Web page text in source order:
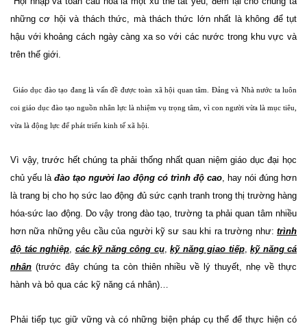
những cơ hội và thách thức, mà thách thức lớn nhất là không để tụt
hậu với khoảng cách ngày càng xa so với các nước trong khu vực và
trên thế giới.
Giáo dục đào tạo đang là vấn đề được toàn xã hội quan tâm. Đảng và Nhà nước ta luôn
coi giáo dục đào tạo nguồn nhân lực là nhiệm vụ trọng tâm, vì con người vừa là mục tiêu,
vừa là động lực để phát triển kinh tế xã hội.
Vì vậy, trước hết chúng ta phải thống nhất quan niệm giáo dục đại học
chủ yếu là đào tạo người lao động có trình độ cao, hay nói đúng hơn
là trang bị cho họ sức lao động đủ sức cạnh tranh trong thị trường hàng
hóa-sức lao động. Do vậy trong đào tạo, trường ta phải quan tâm nhiều
hơn nữa những yêu cầu của người kỹ sư sau khi ra trường như: trình
độ tác nghiệp, các kỹ năng công cụ, kỹ năng giao tiếp, kỹ năng cá
nhân (trước đây chúng ta còn thiên nhiều về lý thuyết, nhẹ về thực
hành và bỏ qua các kỹ năng cá nhân)…
Phải tiếp tục giữ vững và có những biện pháp cụ thể để thực hiện có